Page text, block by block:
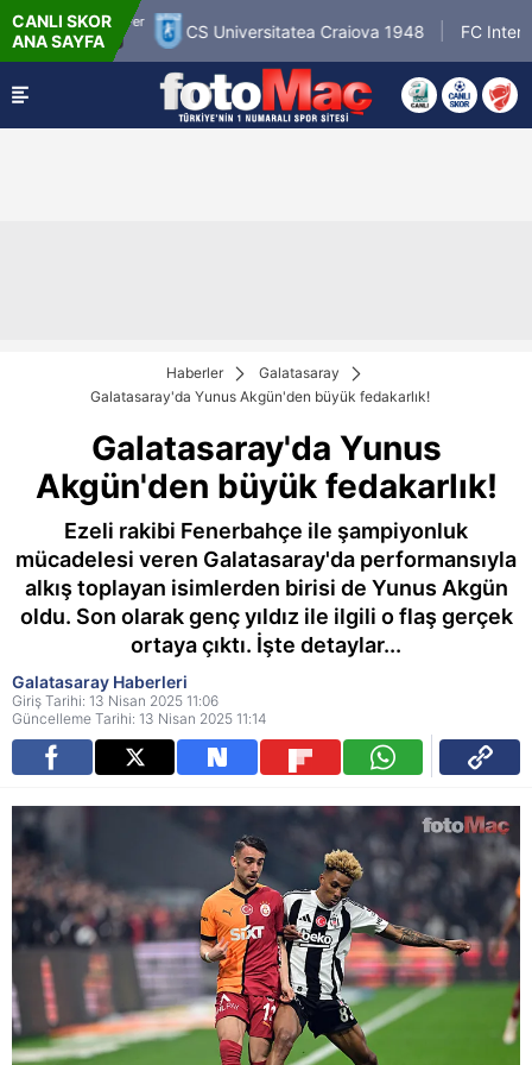
CANLI SKOR
ANA SAYFA
- Per
CS Universitatea Craiova 1948 FC Inter Turku
Haberler
Galatasaray
Galatasaray'da Yunus Akgün'den büyük fedakarlık!
Galatasaray'da Yunus
Akgün'den büyük fedakarlık!
Ezeli rakibi Fenerbahçe ile şampiyonluk
mücadelesi veren Galatasaray'da performansıyla
alkış toplayan isimlerden birisi de Yunus Akgün
oldu. Son olarak genç yıldız ile ilgili o flaş gerçek
ortaya çıktı. İşte detaylar...
Galatasaray Haberleri
Giriş Tarihi: 13 Nisan 2025 11:06
Güncelleme Tarihi: 13 Nisan 2025 11:14